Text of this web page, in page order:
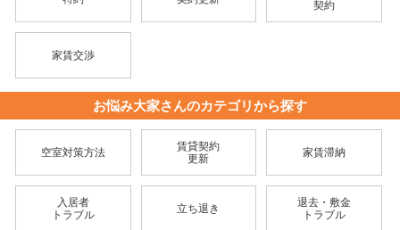
契約
家賃交渉
お悩み大家さんのカテゴリから探す
空室対策方法
賃貸契約
更新
家賃滞納
入居者
トラブル
立ち退き
退去・敷金
トラブル